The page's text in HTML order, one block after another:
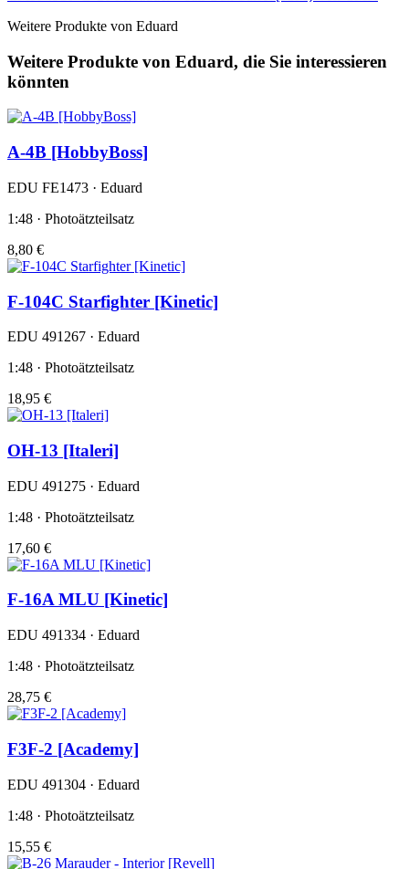
Weitere Produkte von Eduard
Weitere Produkte von Eduard, die Sie interessieren
könnten
A-4B [HobbyBoss]
EDU FE1473 · Eduard
1:48 · Photoätzteilsatz
8,80 €
F-104C Starfighter [Kinetic]
EDU 491267 · Eduard
1:48 · Photoätzteilsatz
18,95 €
OH-13 [Italeri]
EDU 491275 · Eduard
1:48 · Photoätzteilsatz
17,60 €
F-16A MLU [Kinetic]
EDU 491334 · Eduard
1:48 · Photoätzteilsatz
28,75 €
F3F-2 [Academy]
EDU 491304 · Eduard
1:48 · Photoätzteilsatz
15,55 €